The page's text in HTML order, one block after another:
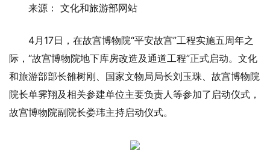
来源： 文化和旅游部网站
4月17日，在故宫博物院“平安故宫”工程实施五周年之
际，“故宫博物院地下库房改造及通道工程”正式启动。文化
和旅游部部长雒树刚、国家文物局局长刘玉珠、故宫博物院
院长单霁翔及相关参建单位主要负责人等参加了启动仪式，
故宫博物院副院长娄玮主持启动仪式。